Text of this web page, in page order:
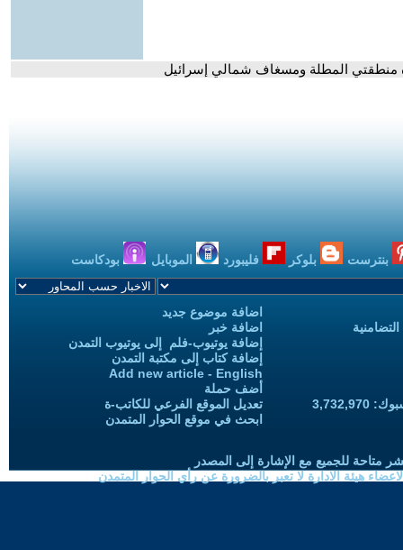
بنترست بلوكر فليبورد الموبايل بودكاست
اضافة موضوع جديد
اضافة خبر
إضافة يوتيوب-فلم إلى يوتيوب التمدن
إضافة كتاب إلى مكتبة التمدن
Add new article - English
أضف حملة
تعديل الموقع الفرعي للكاتب-ة
ابحث في موقع الحوار المتمدن
متاحة للجميع مع الإشارة إلى المصدر
هيئة الادارة لا تعبر بالضرورة عن رأي الحوار المتمدن